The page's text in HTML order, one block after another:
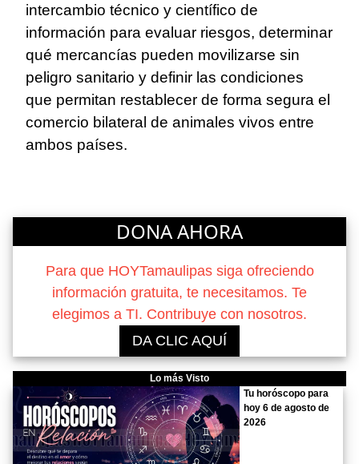
intercambio técnico y científico de
información para evaluar riesgos, determinar
qué mercancías pueden movilizarse sin
peligro sanitario y definir las condiciones
que permitan restablecer de forma segura el
comercio bilateral de animales vivos entre
ambos países.
DONA AHORA
Para que HOYTamaulipas siga ofreciendo
información gratuita, te necesitamos. Te
elegimos a TI. Contribuye con nosotros.
DA CLIC AQUÍ
Lo más Visto
Tu horóscopo para
hoy 6 de agosto de
2026